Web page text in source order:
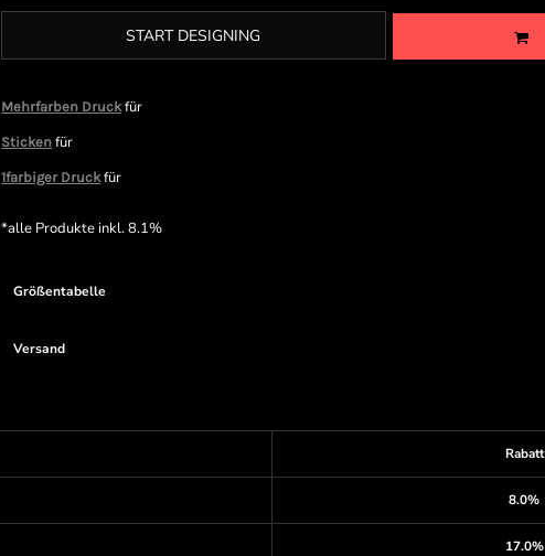
START DESIGNING
Mehrfarben Druckfür
Sticken für
1farbiger Druckfür
*alle Produkte inkl. 8.1%
Größentabelle
Versand
Rabatt
8.0%
17.0%